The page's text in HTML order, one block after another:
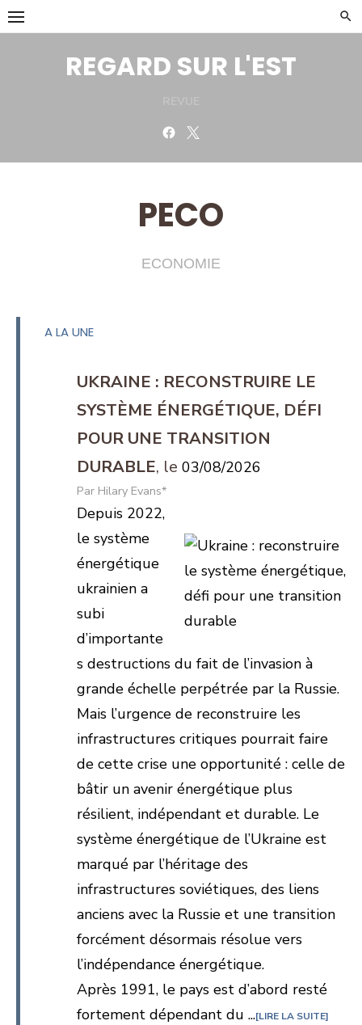
Skip
to
REGARD SUR L'EST
Facebook
PECO
ECONOMIE
A LA UNE
UKRAINE : RECONSTRUIRE LE
SYSTÈME ÉNERGÉTIQUE, DÉFI
POUR UNE TRANSITION
DURABLE
03/08/2026
Hilary Evans*
Depuis 2022,
le système
énergétique
ukrainien a
subi
d’importante
s destructions du fait de l’invasion à
grande échelle perpétrée par la Russie.
Mais l’urgence de reconstruire les
infrastructures critiques pourrait faire
de cette crise une opportunité : celle de
bâtir un avenir énergétique plus
résilient, indépendant et durable. Le
système énergétique de l’Ukraine est
marqué par l’héritage des
infrastructures soviétiques, des liens
anciens avec la Russie et une transition
forcément désormais résolue vers
l’indépendance énergétique.
Après 1991, le pays est d’abord resté
fortement dépendant du ... LIRE LA SUITE